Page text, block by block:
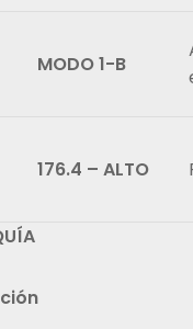
MODO 1-B
176.4 – ALTO